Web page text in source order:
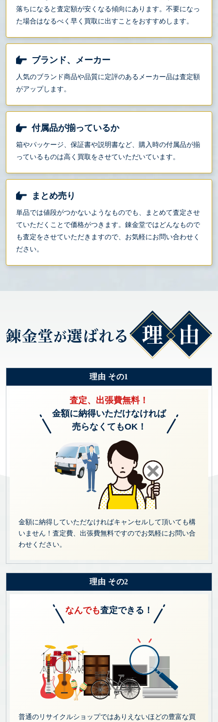
落ちになると査定額が安くなる傾向にあります。不要になっ
た場合はなるべく早く買取に出すことをおすすめします。
ブランド、メーカー
人気のブランド商品や品質に定評のあるメーカー品は査定額
がアップします。
付属品が揃っているか
箱やパッケージ、保証書や説明書など、購入時の付属品が揃
っているものは高く買取をさせていただいています。
まとめ売り
単品では値段がつかないようなものでも、まとめて査定させ
ていただくことで価格がつきます。錬金堂ではどんなもので
も査定をさせていただきますので、お気軽にお問い合わせく
ださい。
理由 その1
査定、出張費無料！
金額に納得いただけなければ
売らなくてもOK！
金額に納得していただなければキャンセルして頂いても構
いません！査定費、出張費無料ですのでお気軽にお問い合
わせください。
理由 その2
なんでも査定できる！
普通のリサイクルショップではありえないほどの豊富な買